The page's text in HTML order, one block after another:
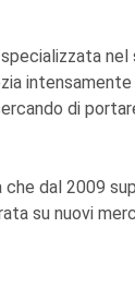
di
dal 2009
su nuovi